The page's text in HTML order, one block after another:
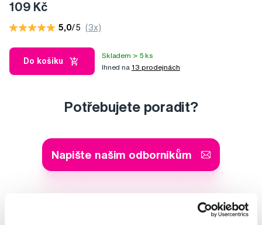
109 Kč
5,0/5 (3x)
Do košíku
Skladem > 5 ks
Ihned na 13 prodejnách
Potřebujete poradit?
Napište našim odborníkům